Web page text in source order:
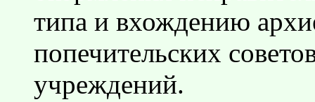
типа и вхождению
попечительских
учреждений.